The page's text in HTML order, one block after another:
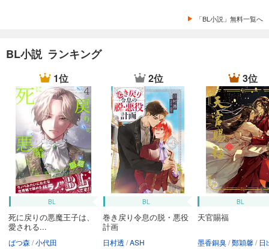
「BL小説」無料一覧へ
BL小説 ランキング
1位
BL
死に戻りの悪魔王子は、
愛される...
ばつ森 小代田
2位
BL
巻き戻り令息の脱・悪役
計画
日村透 ASH
3位
BL
天官賜福
墨香銅臭 鄭穎馨 日出的